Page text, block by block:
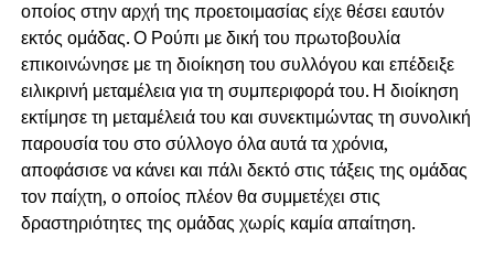
οποίος στην αρχή της προετοιμασίας είχε θέσει εαυτόν
εκτός ομάδας. Ο Ρούπι με δική του πρωτοβουλία
επικοινώνησε με τη διοίκηση του συλλόγου και επέδειξε
ειλικρινή μεταμέλεια για τη συμπεριφορά του. Η διοίκηση
εκτίμησε τη μεταμέλειά του και συνεκτιμώντας τη συνολική
παρουσία του στο σύλλογο όλα αυτά τα χρόνια,
αποφάσισε να κάνει και πάλι δεκτό στις τάξεις της ομάδας
τον παίχτη, ο οποίος πλέον θα συμμετέχει στις
δραστηριότητες της ομάδας χωρίς καμία απαίτηση.